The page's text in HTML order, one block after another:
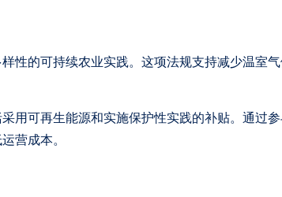
性的可持续农业实践。这项法规支持减少温室
用可再生能源和实施保护性实践的补贴。通过
营成本。